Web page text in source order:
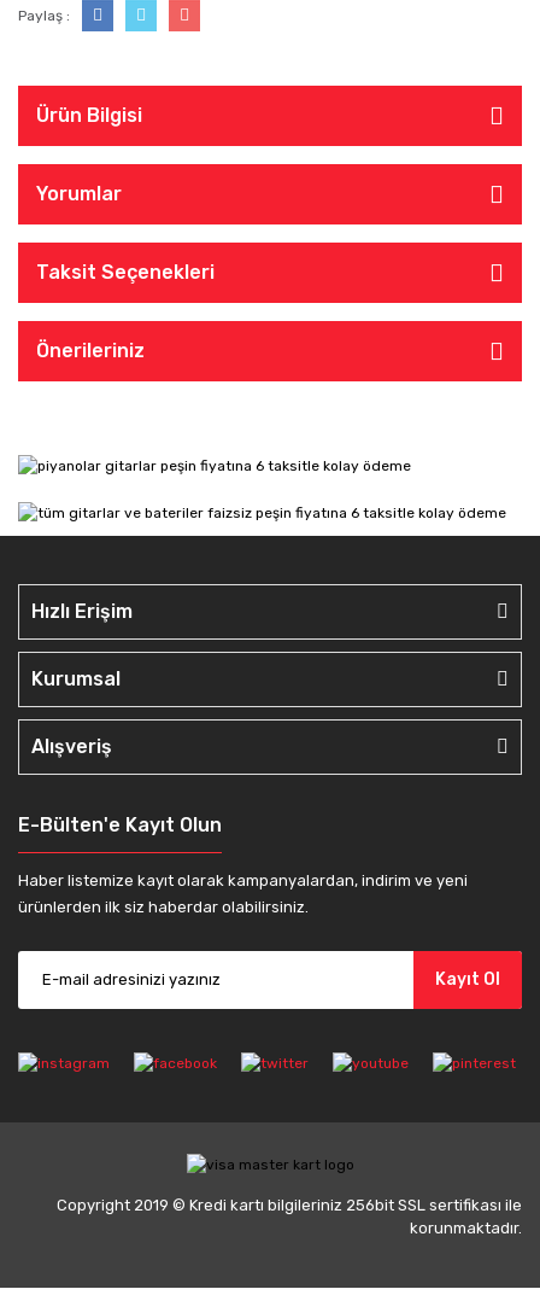
Paylaş :
Ürün Bilgisi
Yorumlar
Taksit Seçenekleri
Önerileriniz
Hızlı Erişim
Kurumsal
Alışveriş
E-Bülten'e Kayıt Olun
Haber listemize kayıt olarak kampanyalardan, indirim ve yeni
ürünlerden ilk siz haberdar olabilirsiniz.
Kayıt Ol
Copyright 2019 © Kredi kartı bilgileriniz 256bit SSL sertifikası ile
korunmaktadır.